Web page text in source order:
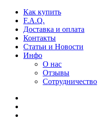
Как купить
F.A.Q.
Доставка и оплата
Контакты
Статьи и Новости
Инфо
О нас
Отзывы
Сотрудничество